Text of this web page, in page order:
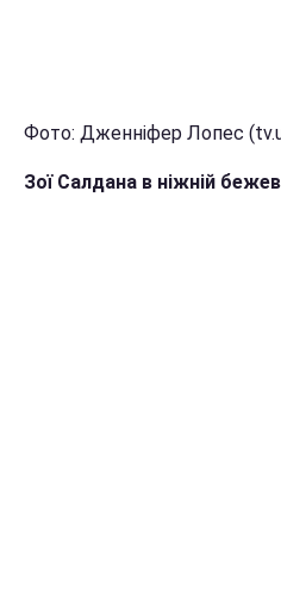
Фото: Дженніфер Лопес
Зої Салдана в ніжній